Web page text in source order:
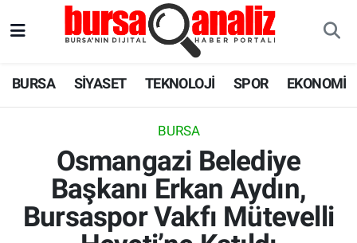
BURSA SİYASET TEKNOLOJİ SPOR EKONOMİ
BURSA
Osmangazi Belediye
Başkanı Erkan Aydın,
Bursaspor Vakfı Mütevelli
SPOR
EKONOMİ
Süper Lig Puan Durumu ve Fikstür
Tüm Manşetler